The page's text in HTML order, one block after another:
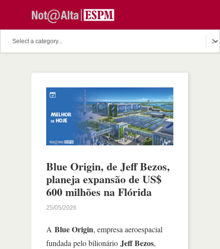
Blue Origin, de Jeff Bezos,
planeja expansão de US$
600 milhões na Flórida
25/05/2026
A Blue Origin, empresa aeroespacial
fundada pelo bilionário Jeff Bezos,